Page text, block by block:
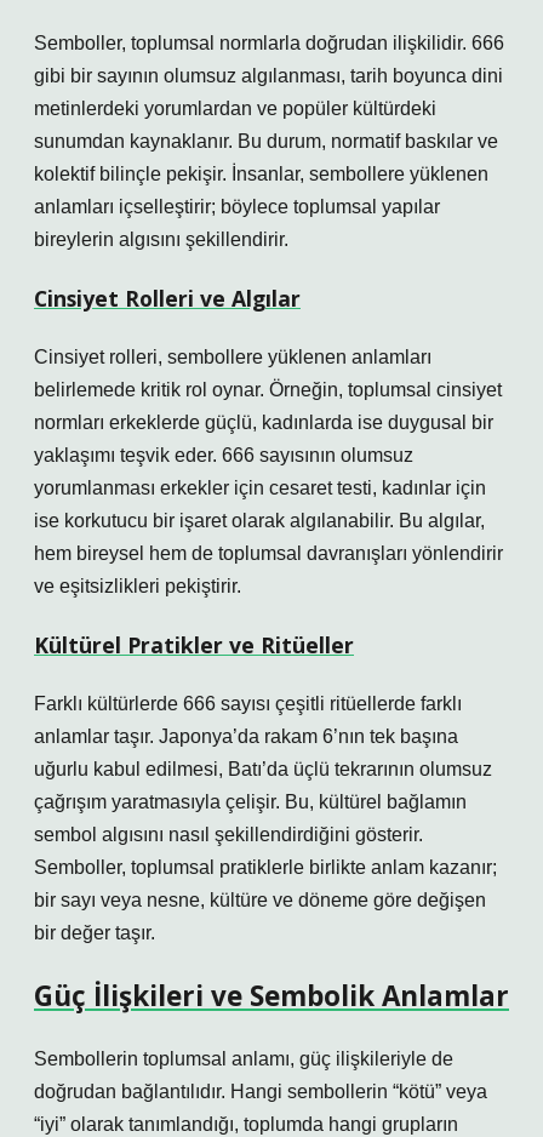
Semboller, toplumsal normlarla doğrudan ilişkilidir. 666
gibi bir sayının olumsuz algılanması, tarih boyunca dini
metinlerdeki yorumlardan ve popüler kültürdeki
sunumdan kaynaklanır. Bu durum, normatif baskılar ve
kolektif bilinçle pekişir. İnsanlar, sembollere yüklenen
anlamları içselleştirir; böylece toplumsal yapılar
bireylerin algısını şekillendirir.
Cinsiyet Rolleri ve Algılar
Cinsiyet rolleri, sembollere yüklenen anlamları
belirlemede kritik rol oynar. Örneğin, toplumsal cinsiyet
normları erkeklerde güçlü, kadınlarda ise duygusal bir
yaklaşımı teşvik eder. 666 sayısının olumsuz
yorumlanması erkekler için cesaret testi, kadınlar için
ise korkutucu bir işaret olarak algılanabilir. Bu algılar,
hem bireysel hem de toplumsal davranışları yönlendirir
ve eşitsizlikleri pekiştirir.
Kültürel Pratikler ve Ritüeller
Farklı kültürlerde 666 sayısı çeşitli ritüellerde farklı
anlamlar taşır. Japonya’da rakam 6’nın tek başına
uğurlu kabul edilmesi, Batı’da üçlü tekrarının olumsuz
çağrışım yaratmasıyla çelişir. Bu, kültürel bağlamın
sembol algısını nasıl şekillendirdiğini gösterir.
Semboller, toplumsal pratiklerle birlikte anlam kazanır;
bir sayı veya nesne, kültüre ve döneme göre değişen
bir değer taşır.
Güç İlişkileri ve Sembolik Anlamlar
Sembollerin toplumsal anlamı, güç ilişkileriyle de
doğrudan bağlantılıdır. Hangi sembollerin “kötü” veya
“iyi” olarak tanımlandığı, toplumda hangi grupların